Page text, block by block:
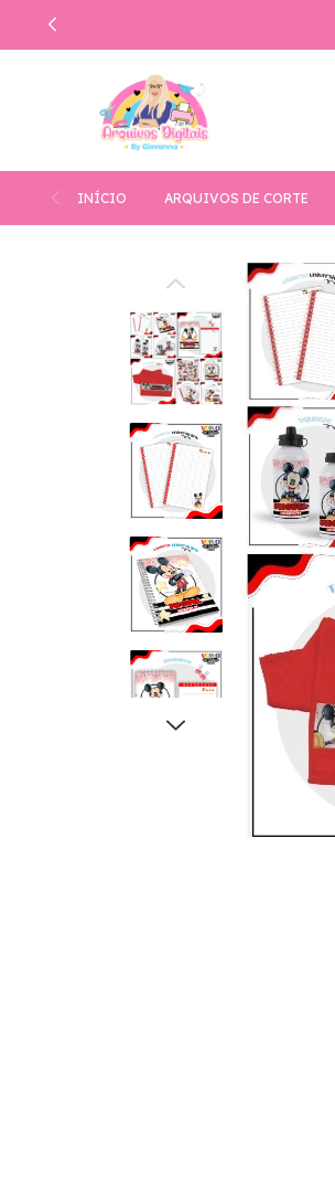
INÍCIO ARQUIVOS DE CORTE